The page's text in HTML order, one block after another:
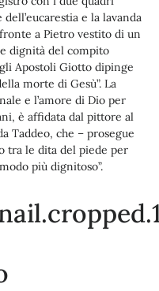
e la lavanda
a Pietro vestito di un
dignità del compito
Apostoli Giotto dipinge
morte di Gesù”. La
e l’amore di Dio per
è affidata dal pittore al
Taddeo, che – prosegue
tra le dita del piede per
più dignitoso”.